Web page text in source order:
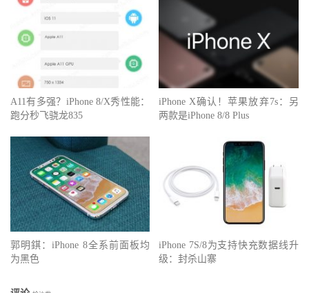
A11有多强？iPhone 8/X秀性能：
跑分秒飞骁龙835
iPhone X确认！苹果放弃7s：另
两款是iPhone 8/8 Plus
郭明錤：iPhone 8全系前面板均
为黑色
iPhone 7S/8为支持快充数据线升
级：封杀山寨